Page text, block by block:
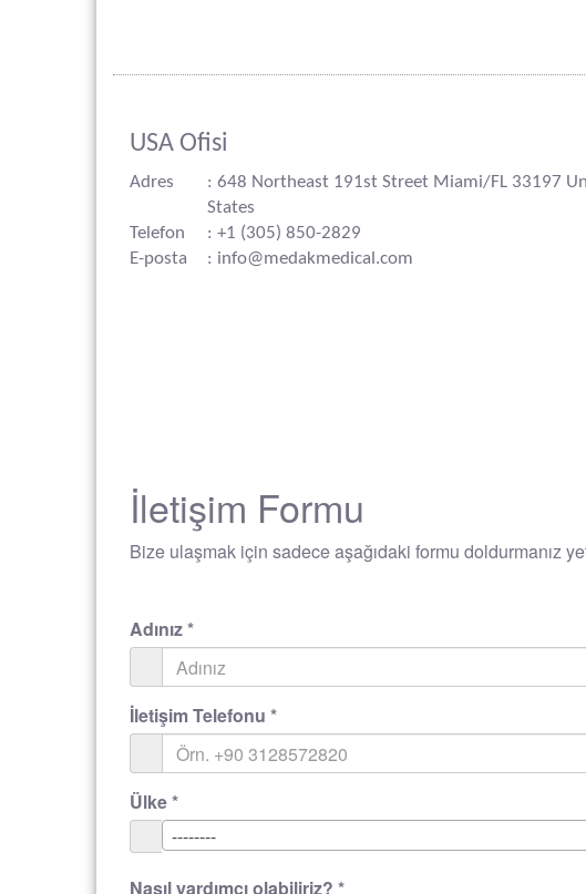
USA Ofisi
Adres
: 648 Northeast 191st Street Miami/FL 33197
States
Telefon
: +1 (305) 850-2829
E-posta
: info@medakmedical.com
İletişim Formu
Bize ulaşmak için sadece aşağıdaki formu doldurmanız
Adınız*
İletişim Telefonu *
Ülke*
--------
Nasıl yardımcı olabiliriz? *